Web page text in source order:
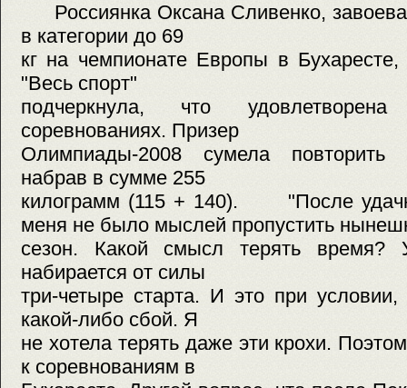
Россиянка Оксана Сливенко,
в категории до 69
кг на чемпионате Европы в Бухаресте,
"Весь спорт"
подчеркнула, что
соревнованиях. Призер
Олимпиады-2008 сумела повторить
набрав в сумме 255
килограмм (115 + 140). "После
меня не было мыслей пропустить
сезон. Какой смысл терять
набирается от силы
три-четыре старта. И это при
какой-либо сбой. Я
не хотела терять даже эти крохи.
к соревнованиям в